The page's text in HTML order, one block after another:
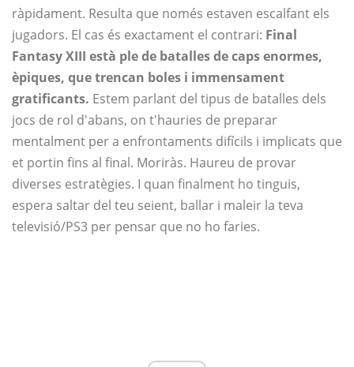
ràpidament. Resulta que només estaven escalfant els
jugadors. El cas és exactament el contrari: Final
Fantasy XIII està ple de batalles de caps enormes,
èpiques, que trencan boles i immensament
gratificants. Estem parlant del tipus de batalles dels
jocs de rol d'abans, on t'hauries de preparar
mentalment per a enfrontaments difícils i implicats que
et portin fins al final. Moriràs. Haureu de provar
diverses estratègies. I quan finalment ho tinguis,
espera saltar del teu seient, ballar i maleir la teva
televisió/PS3 per pensar que no ho faries.